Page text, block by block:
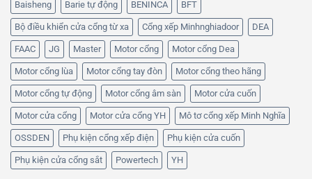
Baisheng Barie tự động BENINCA BFT
Bộ điều khiển cửa cổng từ xa Cổng xếp Minhnghiadoor DEA
FAAC JG Master Motor cổng Motor cổng Dea
Motor cổng lùa Motor cổng tay đòn Motor cổng theo hãng
Motor cổng tự động Motor cổng âm sàn Motor cửa cuốn
Motor cửa cổng Motor cửa cổng YH Mô tơ cổng xếp Minh Nghĩa
OSSDEN Phụ kiện cổng xếp điện Phụ kiện cửa cuốn
Phụ kiện cửa cổng sắt Powertech YH